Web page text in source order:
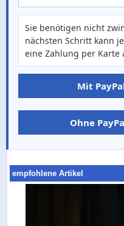
Sie benötigen nicht
nächsten Schritt kann
eine Zahlung per Karte
Mit
Ohne
empfohlene Artikel